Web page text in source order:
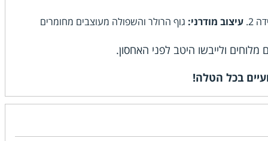
עיצוב מודרני: גוף הרולר והשפולה מעוצבים מחומרים
ולייבשו היטב לפני האחסון.